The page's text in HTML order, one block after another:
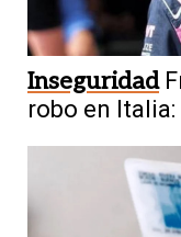
Inseguridad
robo en Italia: